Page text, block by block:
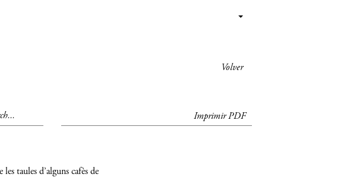
Volver
Imprimir PDF
taules d’alguns cafès de